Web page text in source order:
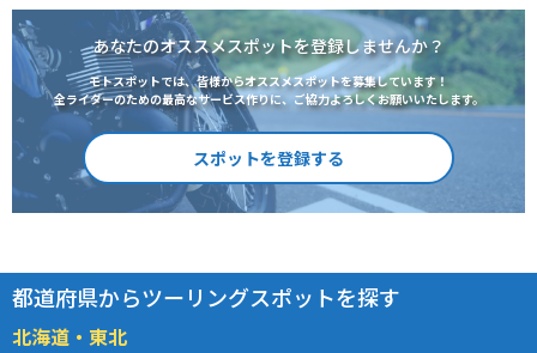
あなたのオススメスポットを登録しませんか？
モトスポットでは、皆様からオススメスポットを募集しています！
全ライダーのための最高なサービス作りに、ご協力よろしくお願いいたします。
スポットを登録する
都道府県からツーリングスポットを探す
北海道・東北